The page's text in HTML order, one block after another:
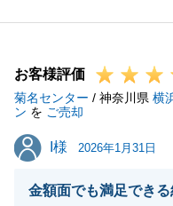
ております。
力をいただき、重ねて
お取引自体はこれで
動産に関するご相談
の不動産探しなど）が
末筆ではございます
お客様評価
菊名センター / 神奈川県 横
ン を ご売却
I様
I様 2026年1月31日
金額面でも満足でき